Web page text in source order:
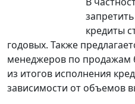
кредиты
годовых. Также
менеджеров по продажам
из итогов исполнения
зависимости от объемов